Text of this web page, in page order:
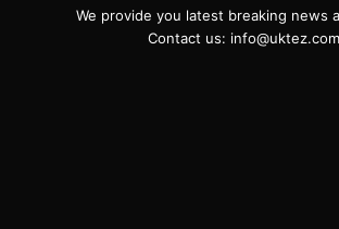
We provide you latest breaking news
Contact us: info@uktez.com